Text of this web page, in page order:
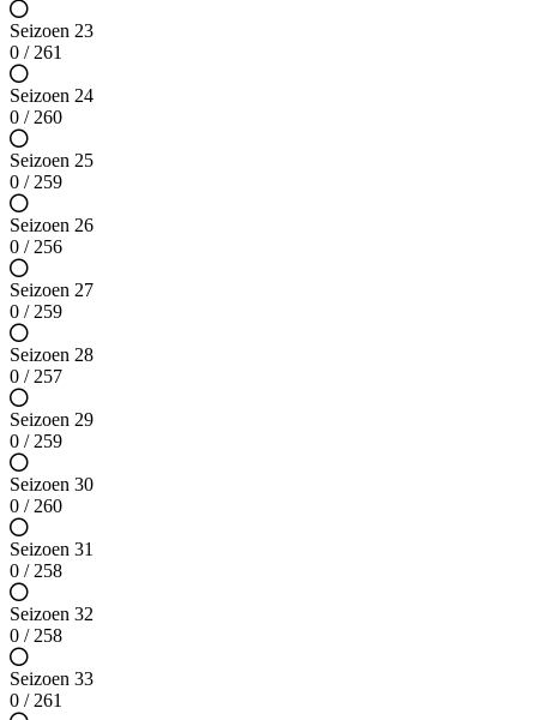
Seizoen 23
0 / 261
Seizoen 24
0 / 260
Seizoen 25
0 / 259
Seizoen 26
0 / 256
Seizoen 27
0 / 259
Seizoen 28
0 / 257
Seizoen 29
0 / 259
Seizoen 30
0 / 260
Seizoen 31
0 / 258
Seizoen 32
0 / 258
Seizoen 33
0 / 261